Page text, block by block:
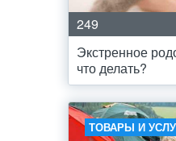
249
Экстренное
что делать?
ТОВАРЫ И